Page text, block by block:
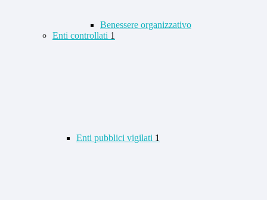
Benessere organizzativo
Enti controllati 1
Enti pubblici vigilati 1